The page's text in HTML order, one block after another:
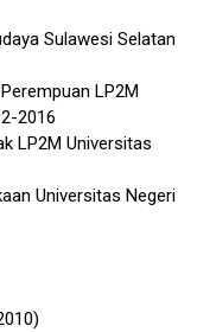
Sulawesi Selatan
LP2M
2016
LP2M Universitas
Universitas Negeri